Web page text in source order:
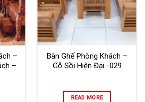
–
–
Bàn Ghế Phòng Khách –
Gỗ Sồi Hiện Đại -029
READ MORE